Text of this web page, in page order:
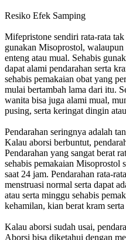
Resiko Efek Samping
Mifepristone sendiri rata-rata
gunakan Misoprostol, walaupun
enteng atau mual. Sehabis
dapat alami pendarahan serta
sehabis pemakaian obat yang
mulai bertambah lama dari itu.
wanita bisa juga alami mual,
pusing, serta keringat dingin
Pendarahan seringnya adalah
Kalau aborsi berbuntut,
Pendarahan yang sangat berat
sehabis pemakaian Misoprostol
saat 24 jam. Pendarahan rata-
menstruasi normal serta dapat
atau serta minggu sehabis
kehamilan, kian berat kram
Kalau aborsi sudah usai,
Aborsi bisa diketahui dengan